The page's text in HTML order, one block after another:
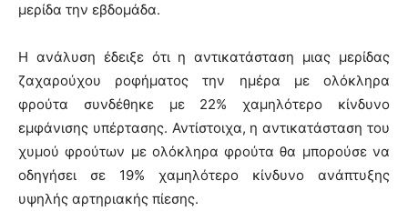
μερίδα την εβδομάδα.
Η ανάλυση έδειξε ότι η αντικατάσταση μιας μερίδας
ζαχαρούχου ροφήματος την ημέρα με ολόκληρα
φρούτα συνδέθηκε με 22% χαμηλότερο κίνδυνο
εμφάνισης υπέρτασης. Αντίστοιχα, η αντικατάσταση του
χυμού φρούτων με ολόκληρα φρούτα θα μπορούσε να
οδηγήσει σε 19% χαμηλότερο κίνδυνο ανάπτυξης
υψηλής αρτηριακής πίεσης.